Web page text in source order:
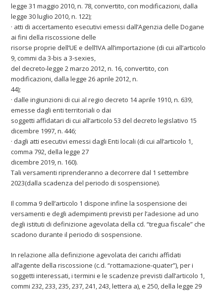
legge 31 maggio 2010, n. 78, convertito, con modificazioni, dalla
legge 30 luglio 2010, n. 122);
· atti di accertamento esecutivi emessi dall’Agenzia delle Dogane
ai fini della riscossione delle
risorse proprie dell’UE e dell’IVA all’importazione (di cui all’articolo
9, commi da 3-bis a 3-sexies,
del decreto-legge 2 marzo 2012, n. 16, convertito, con
modificazioni, dalla legge 26 aprile 2012, n.
44);
· dalle ingiunzioni di cui al regio decreto 14 aprile 1910, n. 639,
emesse dagli enti territoriali o dai
soggetti affidatari di cui all’articolo 53 del decreto legislativo 15
dicembre 1997, n. 446;
· dagli atti esecutivi emessi dagli Enti locali (di cui all’articolo 1,
comma 792, della legge 27
dicembre 2019, n. 160).
Tali versamenti riprenderanno a decorrere dal 1 settembre
2023(dalla scadenza del periodo di sospensione).
Il comma 9 dell’articolo 1 dispone infine la sospensione dei
versamenti e degli adempimenti previsti per l’adesione ad uno
degli istituti di definizione agevolata della cd. “tregua fiscale” che
scadono durante il periodo di sospensione.
In relazione alla definizione agevolata dei carichi affidati
all’agente della riscossione (c.d. “rottamazione-quater”), per i
soggetti interessati, i termini e le scadenze previsti dall’articolo 1,
commi 232, 233, 235, 237, 241, 243, lettera a), e 250, della legge 29